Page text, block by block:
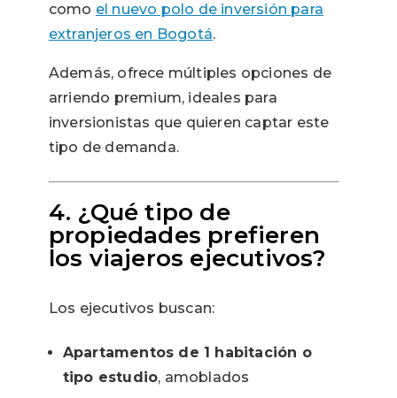
como el nuevo polo de inversión para
extranjeros en Bogotá.
Además, ofrece múltiples opciones de
arriendo premium, ideales para
inversionistas que quieren captar este
tipo de demanda.
4. ¿Qué tipo de
propiedades prefieren
los viajeros ejecutivos?
Los ejecutivos buscan:
Apartamentos de 1 habitación o
tipo estudio, amoblados